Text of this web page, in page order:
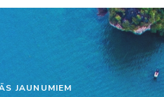
JAUNUMIEM